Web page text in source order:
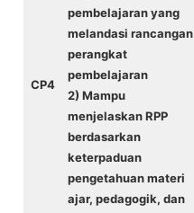
CP4
pembelajaran yang
melandasi rancangan
perangkat
pembelajaran
2) Mampu
menjelaskan RPP
berdasarkan
keterpaduan
pengetahuan materi
ajar, pedagogik, dan